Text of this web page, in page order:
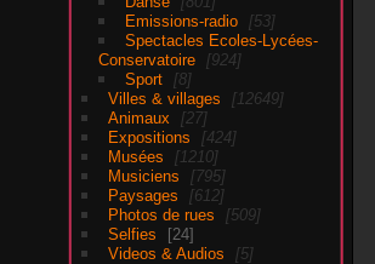
Emissions-radio
53
Spectacles Ecoles-Lycées-
Conservatoire
924
Sport
8
Villes & villages
12649
Animaux
27
Expositions
424
Musées
1210
Musiciens
795
Paysages
612
Photos de rues
509
Selfies
24
Videos & Audios
5